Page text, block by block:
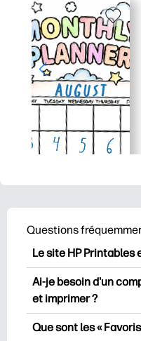
Questions
Le site HP Printables
HP Printables
documents
des pages de
Ai-je besoin d'un
et imprimer ?
Vous pouvez
Que sont les « Favoris